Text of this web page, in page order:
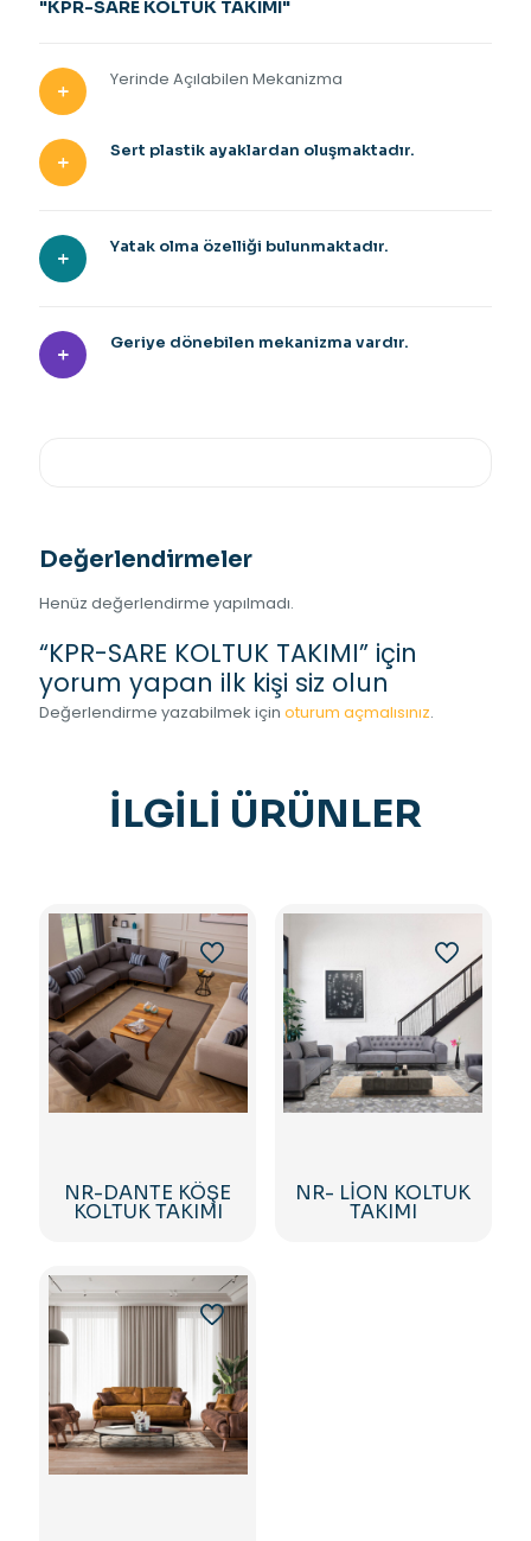
"KPR-SARE KOLTUK TAKIMI"
Yerinde Açılabilen Mekanizma
Sert plastik ayaklardan oluşmaktadır.
Yatak olma özelliği bulunmaktadır.
Geriye dönebilen mekanizma vardır.
Değerlendirmeler
Henüz değerlendirme yapılmadı.
“KPR-SARE KOLTUK TAKIMI” için
yorum yapan ilk kişi siz olun
Değerlendirme yazabilmek için oturum açmalısınız.
İLGILI ÜRÜNLER
NR-DANTE KÖŞE
KOLTUK TAKIMI
NR- LİON KOLTUK
TAKIMI